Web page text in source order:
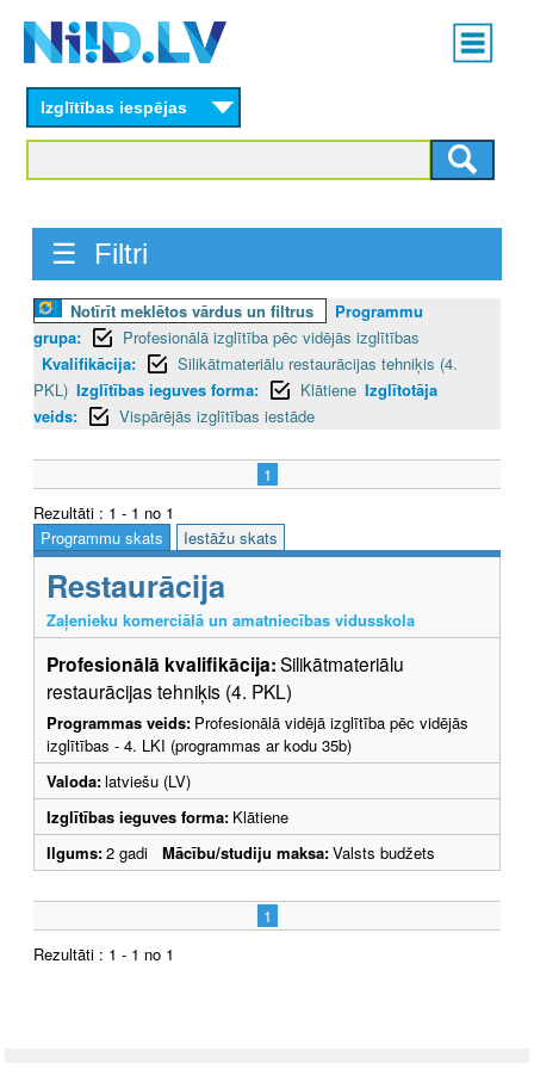
content
Main
menu
Izglītības iespējas
☰ Filtri
Notīrīt meklētos vārdus un filtrus
Programmu
grupa:
Profesionālā izglītība pēc vidējās izglītības
Kvalifikācija:
Silikātmateriālu restaurācijas tehniķis (4.
PKL) Izglītības ieguves forma: Klātiene Izglītotāja
veids:
Vispārējās izglītības iestāde
1
Rezultāti : 1 - 1 no 1
Programmu skats
Iestāžu skats
Restaurācija
Zaļenieku komerciālā un amatniecības vidusskola
Profesionālā kvalifikācija:Silikātmateriālu
restaurācijas tehniķis (4. PKL)
Programmas veids: Profesionālā vidējā izglītība pēc vidējās
izglītības - 4. LKI (programmas ar kodu 35b)
Valoda:latviešu (LV)
Izglītības ieguves forma: Klātiene
Ilgums:2 gadi Mācību/studiju maksa:Valsts budžets
1
Rezultāti : 1 - 1 no 1